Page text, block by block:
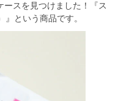
スを見つけました！『ス
という商品です。